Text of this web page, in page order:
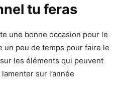
tu feras
une bonne occasion pour le
un peu de temps pour faire le
les éléments qui peuvent
sur l’année